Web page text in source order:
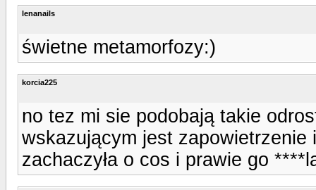
lenanails
świetne metamorfozy:)
korcia225
no tez mi sie podobają takie
wskazującym jest zapowietrzenie
zachaczyła o cos i prawie go